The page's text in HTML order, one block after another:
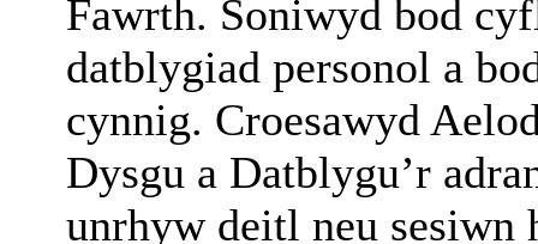
Fawrth. Soniwyd bod
datblygiad personol a
cynnig. Croesawyd
Dysgu a Datblygu’r
unrhyw deitl neu